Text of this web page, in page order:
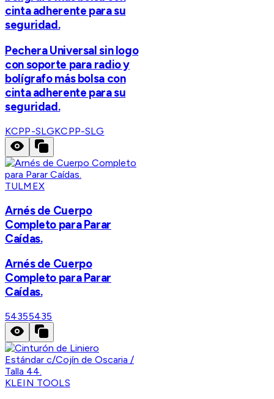
cinta adherente para su
seguridad.
Pechera Universal sin logo
con soporte para radio y
bolígrafo más bolsa con
cinta adherente para su
seguridad.
KCPP-SLGKCPP-SLG
TULMEX
Arnés de Cuerpo
Completo para Parar
Caídas.
Arnés de Cuerpo
Completo para Parar
Caídas.
54355435
KLEIN TOOLS